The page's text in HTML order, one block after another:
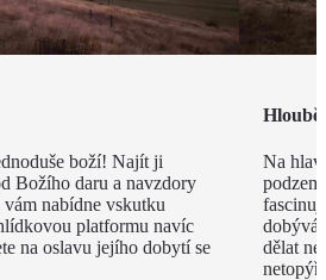
boží! Najít ji
Božího daru a navzdory
nabídne vskutku
platformu navíc
na oslavu jejího dobytí se
Na
dělat